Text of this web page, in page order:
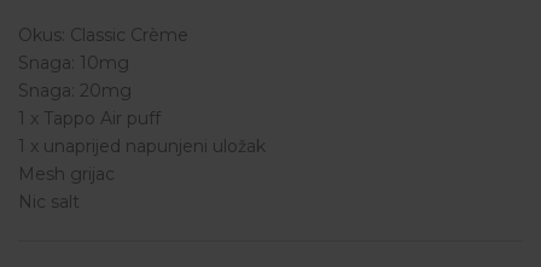
Okus: Classic Crème
Snaga: 10mg
Snaga: 20mg
1 x Tappo Air puff
1 x unaprijed napunjeni uložak
Mesh grijac
Nic salt